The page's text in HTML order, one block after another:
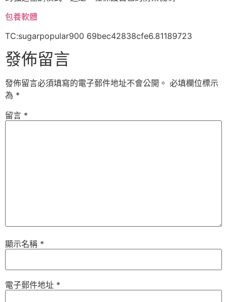
包養軟體
TC:sugarpopular900 69bec42838cfe6.81189723
發佈留言
發佈留言必須填寫的電子郵件地址不會公開。 必填欄位標示
為 *
留言 *
顯示名稱 *
電子郵件地址 *